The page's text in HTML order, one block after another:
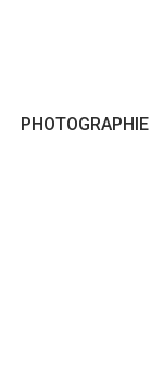
PHOTOGRAPHIE